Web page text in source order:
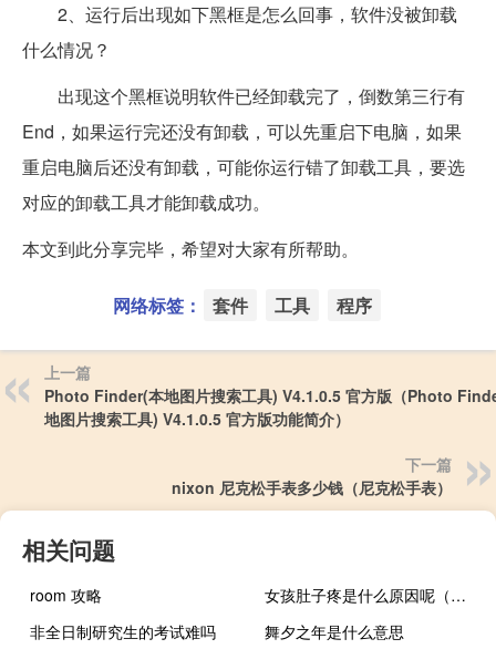
2、运行后出现如下黑框是怎么回事，软件没被卸载
什么情况？
出现这个黑框说明软件已经卸载完了，倒数第三行有
End，如果运行完还没有卸载，可以先重启下电脑，如果
重启电脑后还没有卸载，可能你运行错了卸载工具，要选
对应的卸载工具才能卸载成功。
本文到此分享完毕，希望对大家有所帮助。
网络标签： 套件 工具 程序
上一篇
Photo Finder(本地图片搜索工具) V4.1.0.5 官方版（Photo
地图片搜索工具) V4.1.0.5 官方版功能简介）
下一篇
nixon 尼克松手表多少钱（尼克松手表）
相关问题
room 攻略
女孩肚子疼是什么原因呢（女孩肚子疼是什么原因）
非全日制研究生的考试难吗
舞夕之年是什么意思